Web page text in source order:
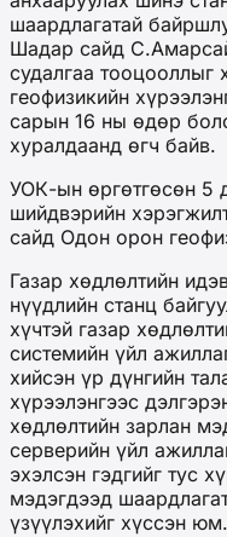
шаардлагатай
Шадар сайд
судалгаа тооцооллыг
геофизикийн
сарын 16 ны өдөр
хуралдаанд өгч байв.
УОК-ын өргөтгөсөн 5
шийдвэрийн
сайд Одон орон
Газар хөдлөлтийн
нүүдлийн станц
хүчтэй газар
системийн үйл
хийсэн үр дүнгийн
хүрээлэнгээс
хөдлөлтийн зарлан
серверийн үйл
эхэлсэн гэдгийг тус
мэдэгдээд
үзүүлэхийг хүссэн юм.